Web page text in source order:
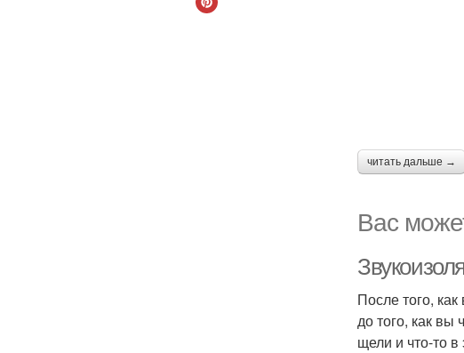
читать дальше →
Вас
После того,
до того, как вы
щели и что-то